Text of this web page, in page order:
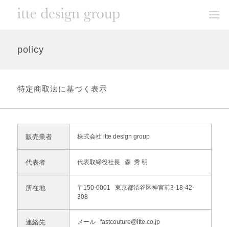
policy
特定商取法に基づく表示
販売業者 株式会社 itte design group
代表者 代表取締役社長 森 秀 明
所在地
〒150-0001 東京都渋谷区神宮前3-18-42-
308
連絡先 メール fastcouture@itte.co.jp